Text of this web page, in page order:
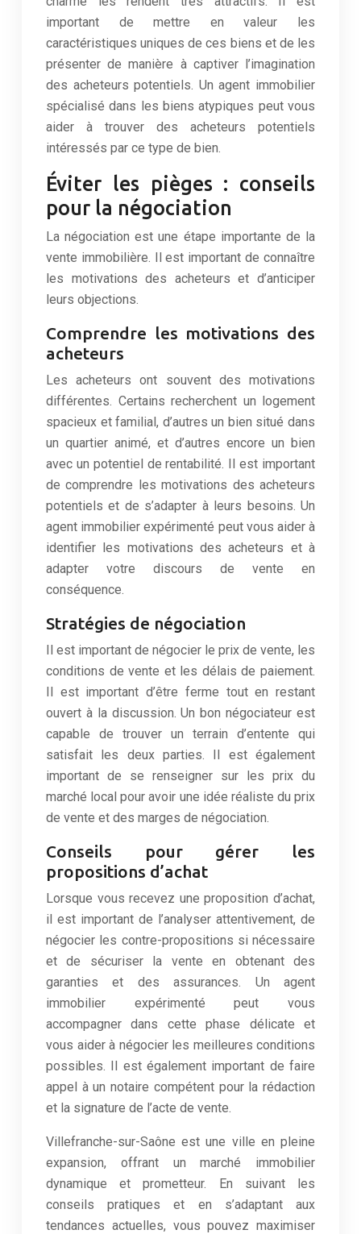
important de mettre en valeur les
caractéristiques uniques de ces biens et de les
présenter de manière à captiver l’imagination
des acheteurs potentiels. Un agent immobilier
spécialisé dans les biens atypiques peut vous
aider à trouver des acheteurs potentiels
intéressés par ce type de bien.
Éviter les pièges : conseils
pour la négociation
La négociation est une étape importante de la
vente immobilière. Il est important de connaître
les motivations des acheteurs et d’anticiper
leurs objections.
Comprendre les motivations des
acheteurs
Les acheteurs ont souvent des motivations
différentes. Certains recherchent un logement
spacieux et familial, d’autres un bien situé dans
un quartier animé, et d’autres encore un bien
avec un potentiel de rentabilité. Il est important
de comprendre les motivations des acheteurs
potentiels et de s’adapter à leurs besoins. Un
agent immobilier expérimenté peut vous aider à
identifier les motivations des acheteurs et à
adapter votre discours de vente en
conséquence.
Stratégies de négociation
Il est important de négocier le prix de vente, les
conditions de vente et les délais de paiement.
Il est important d’être ferme tout en restant
ouvert à la discussion. Un bon négociateur est
capable de trouver un terrain d’entente qui
satisfait les deux parties. Il est également
important de se renseigner sur les prix du
marché local pour avoir une idée réaliste du prix
de vente et des marges de négociation.
Conseils pour gérer les
propositions d’achat
Lorsque vous recevez une proposition d’achat,
il est important de l’analyser attentivement, de
négocier les contre-propositions si nécessaire
et de sécuriser la vente en obtenant des
garanties et des assurances. Un agent
immobilier expérimenté peut vous
accompagner dans cette phase délicate et
vous aider à négocier les meilleures conditions
possibles. Il est également important de faire
appel à un notaire compétent pour la rédaction
et la signature de l’acte de vente.
Villefranche-sur-Saône est une ville en pleine
expansion, offrant un marché immobilier
dynamique et prometteur. En suivant les
conseils pratiques et en s’adaptant aux
tendances actuelles, vous pouvez maximiser